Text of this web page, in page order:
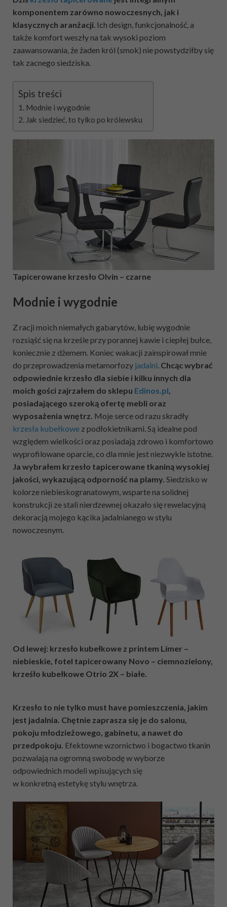
komponentem zarówno nowoczesnych, jak i
klasycznych aranżacji. Ich design, funkcjonalność, a
także komfort weszły na tak wysoki poziom
zaawansowania, że żaden król (smok) nie powstydziłby się
tak zacnego siedziska.
Spis treści
Modnie i wygodnie
Jak siedzieć, to tylko po królewsku
Tapicerowane krzesło Olvin – czarne
Modnie i wygodnie
Z racji moich niemałych gabarytów, lubię wygodnie
rozsiąść się na krześle przy porannej kawie i ciepłej bułce,
koniecznie z dżemem. Koniec wakacji zainspirował mnie
do przeprowadzenia metamorfozy jadalni Chcąc wybrać
odpowiednie krzesło dla siebie i kilku innych dla
moich gości zajrzałem do sklepu Edinos.pl
posiadającego szeroką ofertę mebli oraz
wyposażenia wnętrz. Moje serce od razu skradły
krzesła kubełkowe z podłokietnikami. Są idealne pod
względem wielkości oraz posiadają zdrowo i komfortowo
wyprofilowane oparcie, co dla mnie jest niezwykle istotne.
Ja wybrałem krzesło tapicerowane tkaniną wysokiej
jakości, wykazującą odporność na plamy. Siedzisko w
kolorze niebieskogranatowym, wsparte na solidnej
konstrukcji ze stali nierdzewnej okazało się rewelacyjną
dekoracją mojego kącika jadalnianego w stylu
nowoczesnym.
Od lewej: krzesło kubełkowe z printem Limer –
niebieskie, fotel tapicerowany Novo – ciemnozielony,
krześło kubełkowe Otrio 2X – białe.
Krzesło to nie tylko must have pomieszczenia, jakim
jest jadalnia. Chętnie zaprasza się je do salonu,
pokoju młodzieżowego, gabinetu, a nawet do
przedpokoju. Efektowne wzornictwo i bogactwo tkanin
pozwalają na ogromną swobodę w wyborze
odpowiednich modeli wpisujących się
w konkretną estetykę stylu wnętrza.